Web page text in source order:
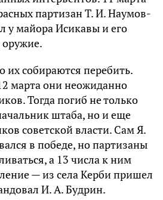
партизан Т. И. Наумов-
у майора Исикавы и его
собираются перебить.
марта они неожиданно
Тогда погиб не только
штаба, но и еще
советской власти. Сам Я.
в победе, но партизаны
а 13 числа к ним
— из села Керби пришел
И. А. Будрин.